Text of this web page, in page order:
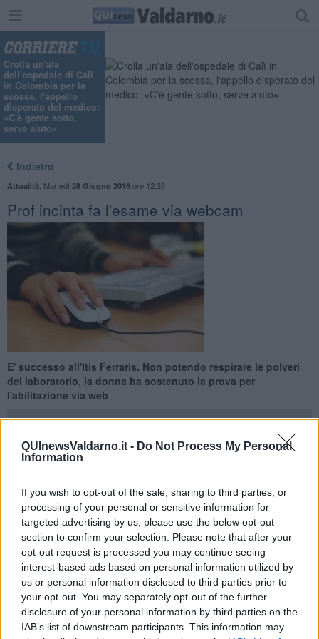
QUInewsValdarno.it - Do Not Process My Personal
Information
If you wish to opt-out of the sale, sharing to third parties, or
processing of your personal or sensitive information for
targeted advertising by us, please use the below opt-out
section to confirm your selection. Please note that after your
opt-out request is processed you may continue seeing
interest-based ads based on personal information utilized by
us or personal information disclosed to third parties prior to
your opt-out. You may separately opt-out of the further
disclosure of your personal information by third parties on the
IAB’s list of downstream participants. This information may
Crolla un'ala
dell'ospedale di Calì
in Colombia per la
scossa, l'appello
disperato del medico:
«C'è gente sotto,
serve aiuto»
Indietro
Attualità Martedì 28 Giugno 2016ore 12:33
Prof incinta fa l'esame via webcam
E' successo all'Itis Ferraris. Non potendo respirare le polveri
del laboratorio, la donna ha sostenuto la prova per
l'abilitazione via web
SAN GIOVANNI VALDARNO —
Esame di abilitazione
all'insegnamento via webcamper una professoressa toscana
incinta al settimo mese di gravidanza. A riportarlo il quotidiano ''La
Nazione''. E' accaduto la scorsa settimanaall''Itis ''Galileo
Ferraris'' di San Giovanni Valdarno dove la donna, 30 anni, insieme
ad un gruppo di colleghi, ha partecipato al concorso per acquisire
l'abilitazione.
Nessun problema se l'elaborato fosse stato scritto ma si trattava di
unaprova da eseguire in laboratorio, stanza off limits per le
gestanti in quanto le polveri presenti nell'aria potrebbero essere
nocive per il nascituro. A quel punto i membri della commissione,